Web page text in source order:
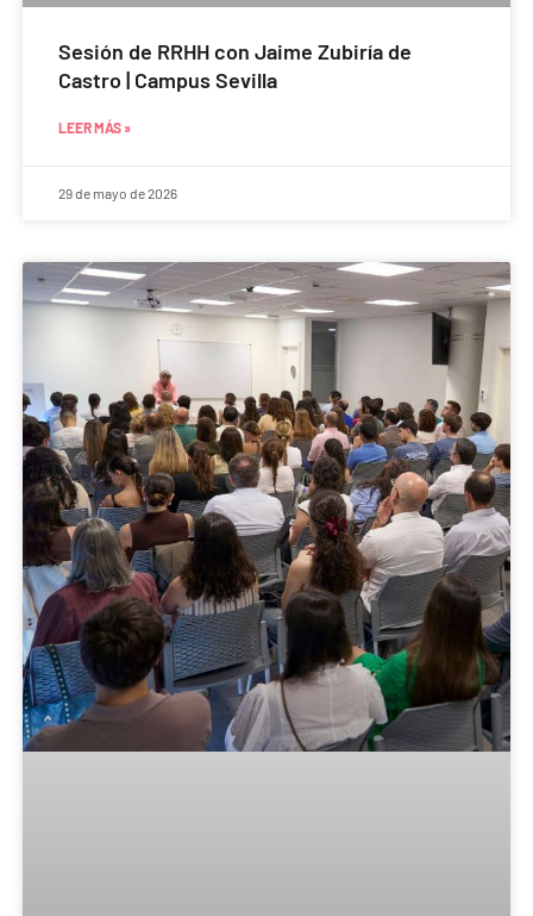
Sesión de RRHH con Jaime Zubiría de
Castro | Campus Sevilla
LEER MÁS »
29 de mayo de 2026